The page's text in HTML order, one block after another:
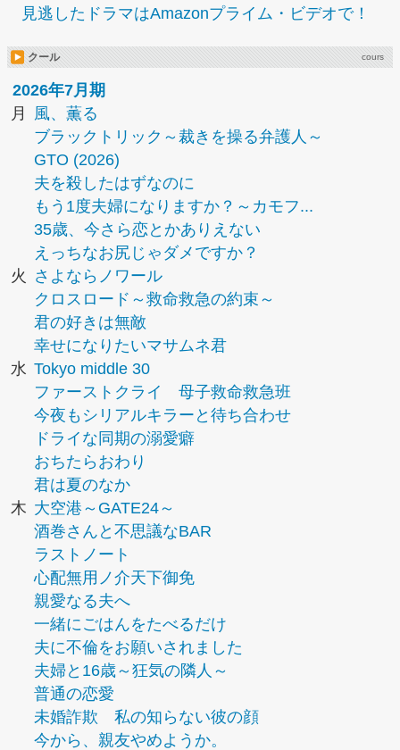
見逃したドラマはAmazonプライム・ビデオで！
クール cours
2026年7月期
月
風、薫る
ブラックトリック～裁きを操る弁護人～
GTO (2026)
夫を殺したはずなのに
もう1度夫婦になりますか？～カモフ...
35歳、今さら恋とかありえない
えっちなお尻じゃダメですか？
火
さよならノワール
クロスロード～救命救急の約束～
君の好きは無敵
幸せになりたいマサムネ君
水 Tokyo middle 30
ファーストクライ 母子救命救急班
今夜もシリアルキラーと待ち合わせ
ドライな同期の溺愛癖
おちたらおわり
君は夏のなか
木 大空港～GATE24～
酒巻さんと不思議なBAR
ラストノート
心配無用ノ介天下御免
親愛なる夫へ
一緒にごはんをたべるだけ
夫に不倫をお願いされました
夫婦と16歳～狂気の隣人～
普通の恋愛
未婚詐欺 私の知らない彼の顔
今から、親友やめようか。